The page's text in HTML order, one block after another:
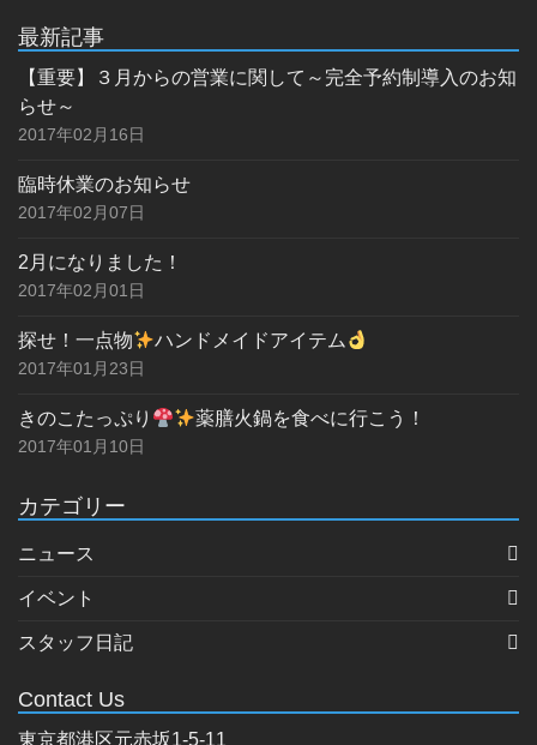
最新記事
【重要】３月からの営業に関して～完全予約制導入のお知
らせ～
2017年02月16日
臨時休業のお知らせ
2017年02月07日
2月になりました！
2017年02月01日
探せ！一点物 ハンドメイドアイテム
2017年01月23日
きのこたっぷり 薬膳火鍋を食べに行こう！
2017年01月10日
カテゴリー
ニュース
イベント
スタッフ日記
Contact Us
東京都港区元赤坂1-5-11